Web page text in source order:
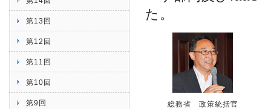
第13回
第12回
第11回
第10回
第9回
た。
総務省 政策統括官